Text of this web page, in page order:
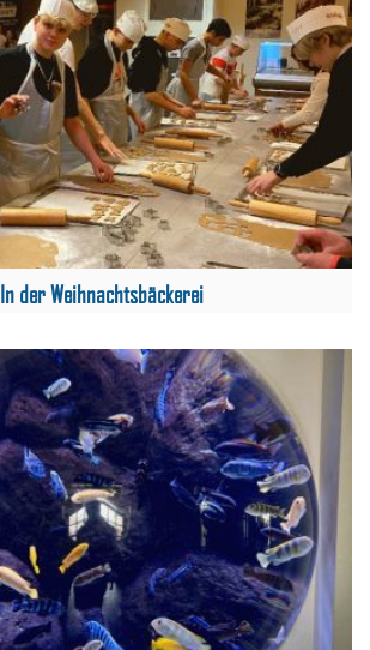
In der Weihnachtsbäckerei